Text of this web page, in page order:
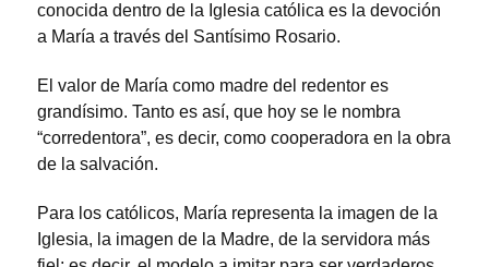
conocida dentro de la Iglesia católica es la devoción
a María a través del Santísimo Rosario.
El valor de María como madre del redentor es
grandísimo. Tanto es así, que hoy se le nombra
“corredentora”, es decir, como cooperadora en la obra
de la salvación.
Para los católicos, María representa la imagen de la
Iglesia, la imagen de la Madre, de la servidora más